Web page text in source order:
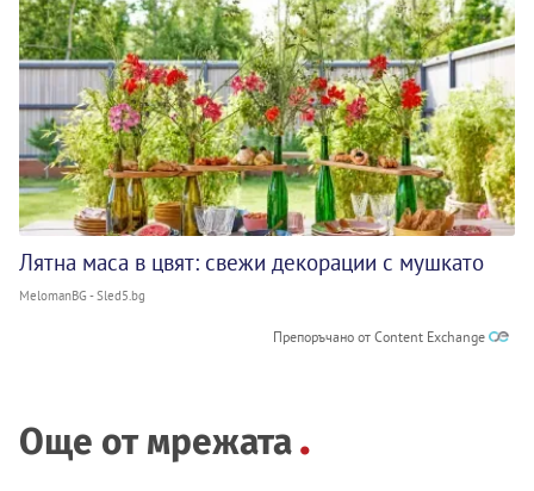
Лятна маса в цвят: свежи декорации с мушкато
MelomanBG - Sled5.bg
Препоръчано от Content Exchange
Още от мрежата